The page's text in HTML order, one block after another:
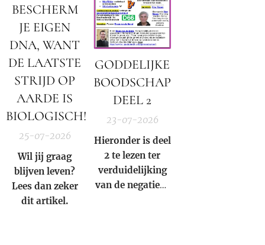
BESCHERM
JE EIGEN
DNA, WANT
DE LAATSTE
STRIJD OP
AARDE IS
BIOLOGISCH!
25-07-2026
Wil jij graag
blijven leven?
Lees dan zeker
dit artikel.
GODDELIJKE
BOODSCHAP
DEEL 2
23-07-2026
Hieronder is deel
2 te lezen ter
verduidelijking
van de negatieve